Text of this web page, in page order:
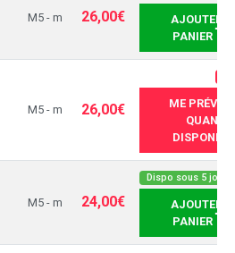
M5 - m 26,00€
AJOUTER
PANIER
M5 - m 26,00€
ME
QUAND
M5 - m 24,00€
Dispo sous 5 jours
AJOUTER
PANIER